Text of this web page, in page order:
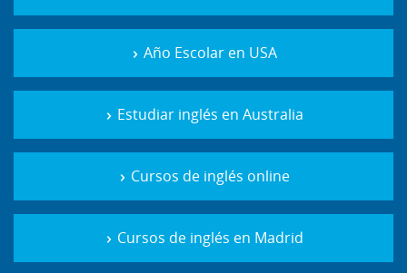
Año Escolar en USA
Estudiar inglés en Australia
Cursos de inglés online
Cursos de inglés en Madrid